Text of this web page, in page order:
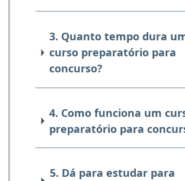
3. Quanto tempo dura
curso preparatório para
concurso?
4. Como funciona um
preparatório para
5. Dá para estudar para